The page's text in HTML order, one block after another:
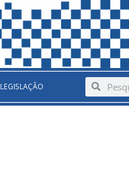
LEGISLAÇÃO SearchSearch